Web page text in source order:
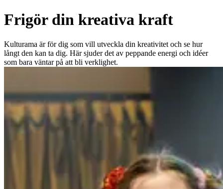
Frigör din kreativa kraft
Kulturama är för dig som vill utveckla din kreativitet och se hur
långt den kan ta dig. Här sjuder det av peppande energi och idéer
som bara väntar på att bli verklighet.